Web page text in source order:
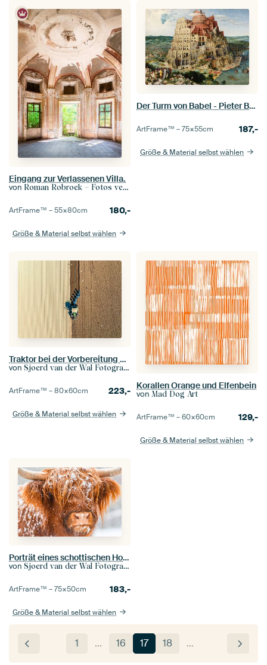
Eingang zur Verlassenen Villa.
von Roman Robroek – Fotos verlassener Gebäude
ArtFrame™ –55×80cm 180,-
Größe & Material selbst wählen
Der Turm von Babel - Pieter Bruegel
ArtFrame™ –75×55cm 187,-
Größe & Material selbst wählen
Traktor bei der Vorbereitung des Bodens für die Anpflanzung von Pflanzen
von Sjoerd van der Wal Fotografie
ArtFrame™ –80×60cm 223,-
Größe & Material selbst wählen
Korallen Orange und Elfenbein
von Mad Dog Art
ArtFrame™ –60×60cm 129,-
Größe & Material selbst wählen
Porträt eines schottischen Hochlandrindes im Schnee
von Sjoerd van der Wal Fotografie
ArtFrame™ –75×50cm 183,-
Größe & Material selbst wählen
1 … 16 17 18 …